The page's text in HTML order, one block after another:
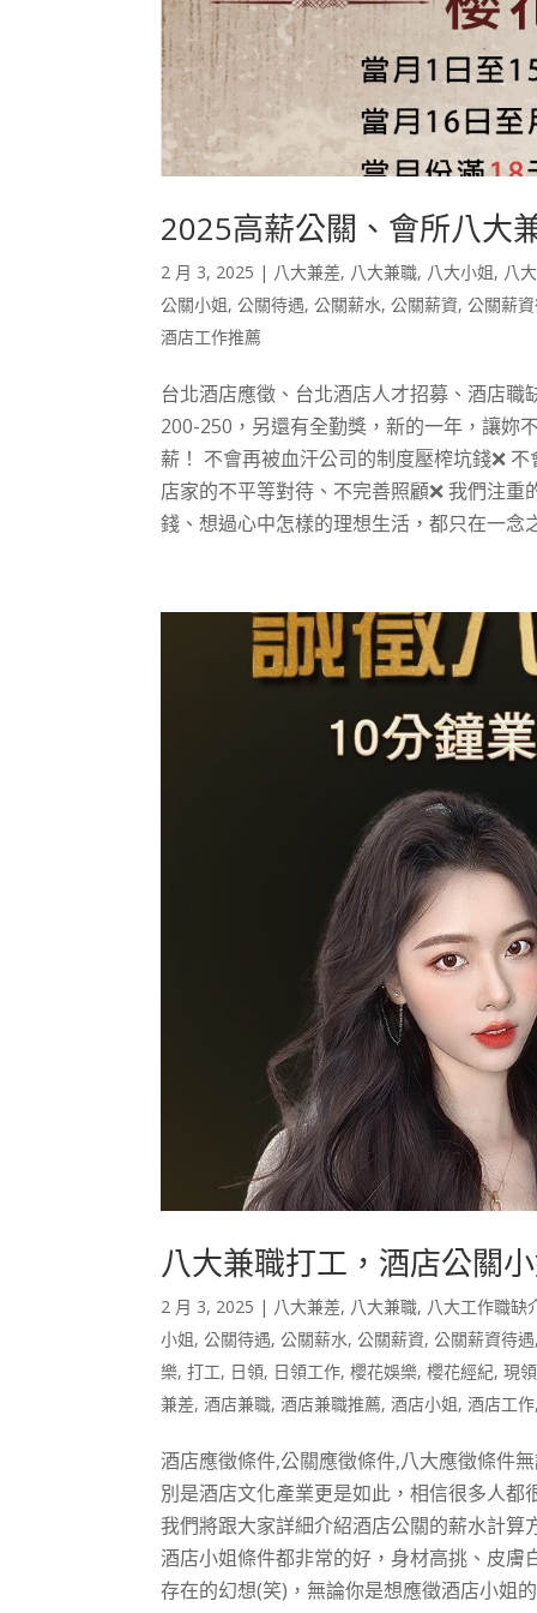
2025高薪公關、會所八大
2 月 3, 2025 | 八大兼差, 八大兼職, 八大小姐, 八
公關小姐,公關待遇,公關薪水,公關薪資,公關薪
酒店工作推薦
台北酒店應徵、台北酒店人才招募、酒店
200-250，另還有全勤獎，新的一年，讓妳
薪！ 不會再被血汗公司的制度壓榨坑錢❌
店家的不平等對待、不完善照顧❌ 我們注
錢、想過心中怎樣的理想生活，都只在一念
八大兼職打工，酒店公關
2 月 3, 2025 | 八大兼差, 八大兼職, 八大工作職缺
小姐,公關待遇,公關薪水,公關薪資,公關薪資待遇
樂,打工, 日領, 日領工作,櫻花娛樂,櫻花經紀,現
兼差,酒店兼職,酒店兼職推薦,酒店小姐,酒店工作
酒店應徵條件,公關應徵條件,八大應徵條件
別是酒店文化產業更是如此，相信很多人
我們將跟大家詳細介紹酒店公關的薪水計
酒店小姐條件都非常的好，身材高挑、皮
存在的幻想(笑)，無論你是想應徵酒店小姐